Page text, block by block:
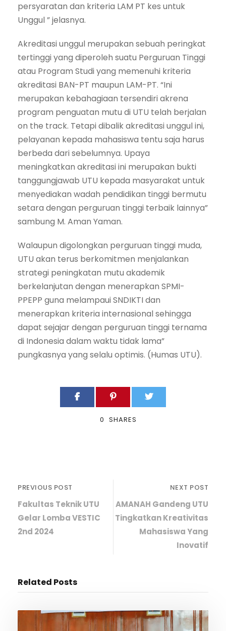
persyaratan dan kriteria LAM PT kes untuk
Unggul ” jelasnya.
Akreditasi unggul merupakan sebuah peringkat
tertinggi yang diperoleh suatu Perguruan Tinggi
atau Program Studi yang memenuhi kriteria
akreditasi BAN-PT maupun LAM-PT. “Ini
merupakan kebahagiaan tersendiri akrena
program penguatan mutu di UTU telah berjalan
on the track. Tetapi dibalik akreditasi unggul ini,
pelayanan kepada mahasiswa tentu saja harus
berbeda dari sebelumnya. Upaya
meningkatkan akreditasi ini merupakan bukti
tanggungjawab UTU kepada masyarakat untuk
menyediakan wadah pendidikan tinggi bermutu
setara dengan perguruan tinggi terbaik lainnya”
sambung M. Aman Yaman.
Walaupun digolongkan perguruan tinggi muda,
UTU akan terus berkomitmen menjalankan
strategi peningkatan mutu akademik
berkelanjutan dengan menerapkan SPMI-
PPEPP guna melampaui SNDIKTI dan
menerapkan kriteria internasional sehingga
dapat sejajar dengan perguruan tinggi ternama
di Indonesia dalam waktu tidak lama”
pungkasnya yang selalu optimis. (Humas UTU).
0 SHARES
PREVIOUS POST
Fakultas Teknik UTU
Gelar Lomba VESTIC
2nd 2024
NEXT POST
AMANAH Gandeng UTU
Tingkatkan Kreativitas
Mahasiswa Yang
Inovatif
Related Posts